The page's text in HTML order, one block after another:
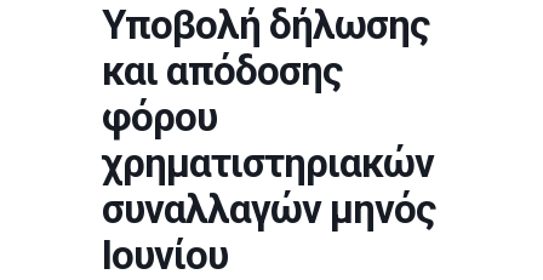
Υποβολή δήλωσης
και απόδοσης
φόρου
χρηματιστηριακών
συναλλαγών μηνός
Ιουνίου